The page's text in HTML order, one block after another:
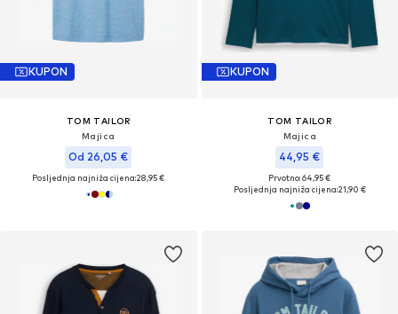
KUPON
TOM TAILOR
Majica
Od 26,05 €
Posljednja najniža cijena:28,95 €
KUPON
TOM TAILOR
Majica
44,95 €
Prvotno: 64,95 €
Posljednja najniža cijena:21,90 €